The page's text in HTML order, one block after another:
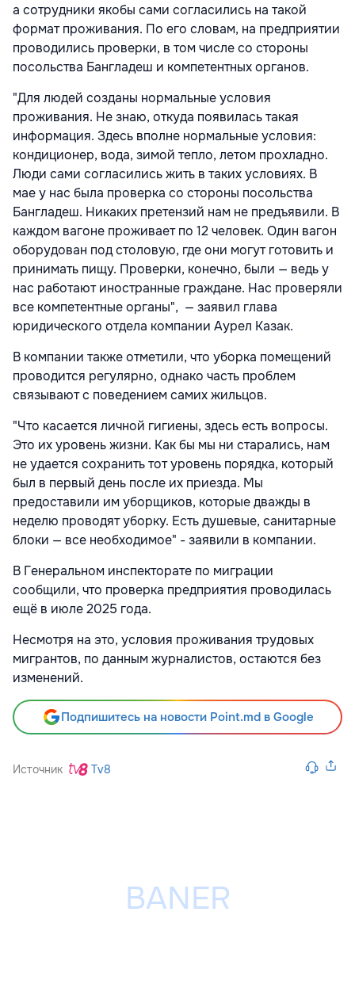
а сотрудники якобы сами согласились на такой
формат проживания. По его словам, на предприятии
проводились проверки, в том числе со стороны
посольства Бангладеш и компетентных органов.
"Для людей созданы нормальные условия
проживания. Не знаю, откуда появилась такая
информация. Здесь вполне нормальные условия:
кондиционер, вода, зимой тепло, летом прохладно.
Люди сами согласились жить в таких условиях. В
мае у нас была проверка со стороны посольства
Бангладеш. Никаких претензий нам не предъявили. В
каждом вагоне проживает по 12 человек. Один вагон
оборудован под столовую, где они могут готовить и
принимать пищу. Проверки, конечно, были — ведь у
нас работают иностранные граждане. Нас проверяли
все компетентные органы", — заявил глава
юридического отдела компании Аурел Казак.
В компании также отметили, что уборка помещений
проводится регулярно, однако часть проблем
связывают с поведением самих жильцов.
"Что касается личной гигиены, здесь есть вопросы.
Это их уровень жизни. Как бы мы ни старались, нам
не удается сохранить тот уровень порядка, который
был в первый день после их приезда. Мы
предоставили им уборщиков, которые дважды в
неделю проводят уборку. Есть душевые, санитарные
блоки — все необходимое" - заявили в компании.
В Генеральном инспекторате по миграции
сообщили, что проверка предприятия проводилась
ещё в июле 2025 года.
Несмотря на это, условия проживания трудовых
мигрантов, по данным журналистов, остаются без
изменений.
Подпишитесь на новости Point.md в Google
Источник Tv8